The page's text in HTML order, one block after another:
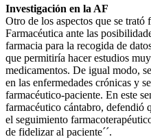
Investigación en la AF
Otro de los aspectos que se
Farmacéutica ante las
farmacia para la recogida de
que permitiría hacer estudios
medicamentos. De igual modo,
en las enfermedades crónicas y
farmacéutico-paciente. En este
farmacéutico cántabro, defendió
el seguimiento
de fidelizar al paciente´´.